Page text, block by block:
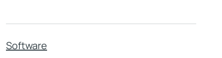
Software